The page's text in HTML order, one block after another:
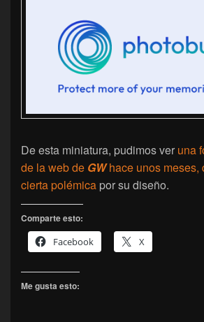
De esta miniatura, pudimos ver una
de la web de GWhace unos meses,
cierta polémica por su diseño.
Comparte esto:
Facebook
X
Me gusta esto: